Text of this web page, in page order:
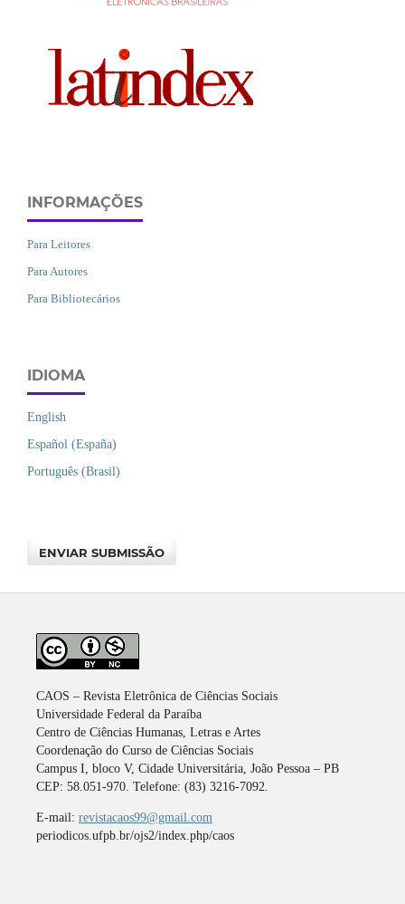
INFORMAÇÕES
Para Leitores
Para Autores
Para Bibliotecários
IDIOMA
English
Español (España)
Português (Brasil)
ENVIAR SUBMISSÃO
CAOS – Revista Eletrônica de Ciências Sociais
Universidade Federal da Paraíba
Centro de Ciências Humanas, Letras e Artes
Coordenação do Curso de Ciências Sociais
Campus I, bloco V, Cidade Universitária, João Pessoa – PB
CEP: 58.051-970. Telefone: (83) 3216-7092.
E-mail: revistacaos99@gmail.com
periodicos.ufpb.br/ojs2/index.php/caos